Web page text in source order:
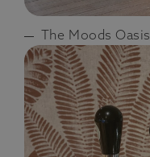
The Moods Oasis